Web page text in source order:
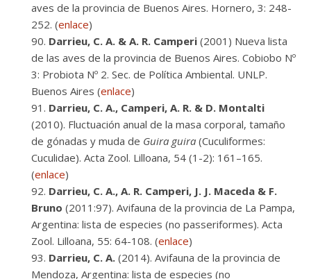
aves de la provincia de Buenos Aires. Hornero, 3: 248-
252. (enlace)
Darrieu, C. A. & A. R. Camperi (2001) Nueva lista
de las aves de la provincia de Buenos Aires. Cobiobo Nº
3: Probiota Nº 2. Sec. de Política Ambiental. UNLP.
Buenos Aires (enlace)
Darrieu, C. A., Camperi, A. R. & D. Montalti
(2010). Fluctuación anual de la masa corporal, tamaño
de gónadas y muda de Guira guira (Cuculiformes:
Cuculidae). Acta Zool. Lilloana, 54 (1-2): 161–165.
(enlace)
Darrieu, C. A., A. R. Camperi, J. J. Maceda & F.
Bruno (2011:97). Avifauna de la provincia de La Pampa,
Argentina: lista de especies (no passeriformes). Acta
Zool. Lilloana, 55: 64-108. (enlace)
Darrieu, C. A. (2014). Avifauna de la provincia de
Mendoza, Argentina: lista de especies (no